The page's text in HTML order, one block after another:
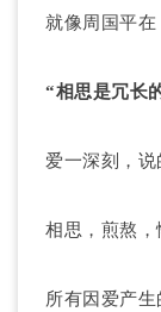
就像周国平在
“相思是冗长
爱一深刻，说
相思，煎熬
所有因爱产生